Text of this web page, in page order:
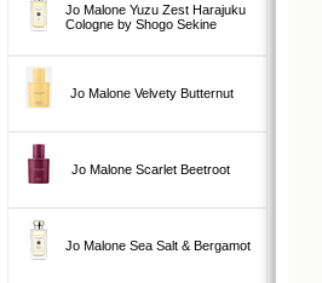
Jo Malone Yuzu Zest Harajuku
Cologne by Shogo Sekine
Jo Malone Velvety Butternut
Jo Malone Scarlet Beetroot
Jo Malone Sea Salt & Bergamot